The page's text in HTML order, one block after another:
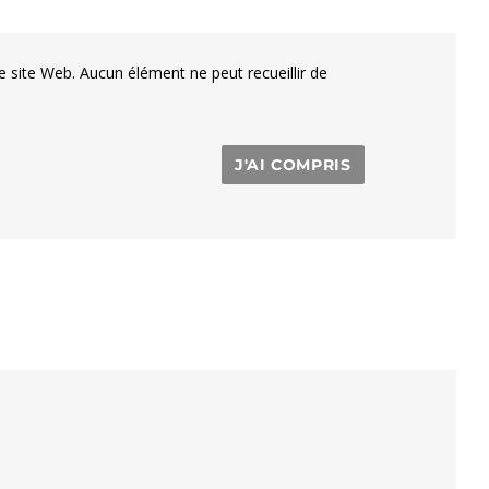
Web. Aucun élément ne peut recueillir de
J'AI COMPRIS